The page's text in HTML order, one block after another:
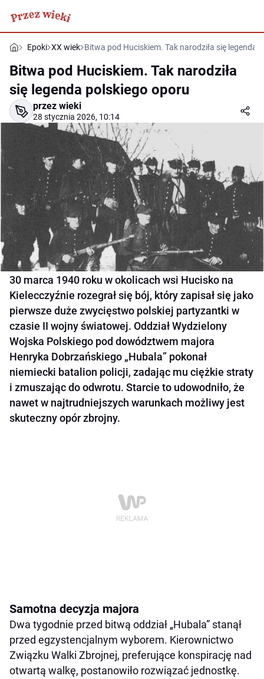
Epoki XX wiek Bitwa pod Huciskiem. Tak narodziła się legenda
Bitwa pod Huciskiem. Tak narodziła
się legenda polskiego oporu
przez wieki
28 stycznia 2026, 10:14
30 marca 1940 roku w okolicach wsi Hucisko na
Kielecczyźnie rozegrał się bój, który zapisał się jako
pierwsze duże zwycięstwo polskiej partyzantki w
czasie II wojny światowej. Oddział Wydzielony
Wojska Polskiego pod dowództwem majora
Henryka Dobrzańskiego „Hubala” pokonał
niemiecki batalion policji, zadając mu ciężkie straty
i zmuszając do odwrotu. Starcie to udowodniło, że
nawet w najtrudniejszych warunkach możliwy jest
skuteczny opór zbrojny.
Samotna decyzja majora
Dwa tygodnie przed bitwą oddział „Hubala” stanął
przed egzystencjalnym wyborem. Kierownictwo
Związku Walki Zbrojnej, preferujące konspirację nad
otwartą walkę, postanowiło rozwiązać jednostkę.